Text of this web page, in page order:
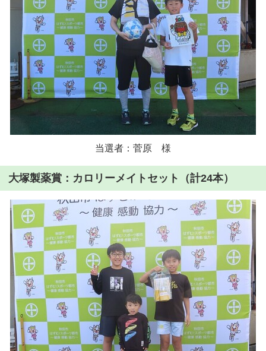
当選者：菅原 様
大塚製薬賞：カロリーメイトセット（計24本）